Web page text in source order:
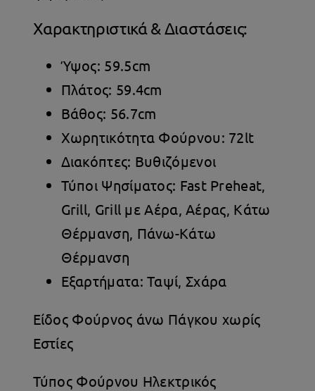
Χαρακτηριστικά & Διαστάσεις:
Ύψος: 59.5cm
Πλάτος: 59.4cm
Βάθος: 56.7cm
Χωρητικότητα Φούρνου: 72lt
Διακόπτες: Βυθιζόμενοι
Τύποι Ψησίματος: Fast Preheat,
Grill, Grill με Αέρα, Αέρας, Κάτω
Θέρμανση, Πάνω-Κάτω
Θέρμανση
Εξαρτήματα: Ταψί, Σχάρα
Είδος Φούρνος άνω Πάγκου χωρίς
Εστίες
Τύπος Φούρνου Ηλεκτρικός